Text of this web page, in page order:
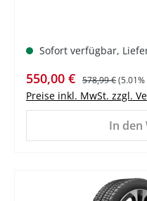
Sofort verfügbar,
Verkaufspreis:
550,00 € Regulärer Preis:
578,99 €
Preise inkl. MwSt. zzgl.
In den